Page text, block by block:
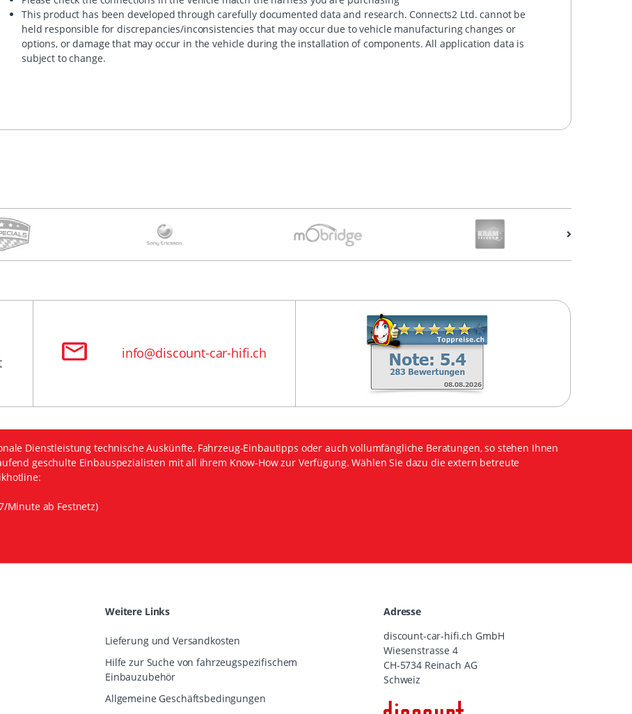
This product has been developed through carefully documented data and research. Connects2 Ltd. cannot be
held responsible for discrepancies/inconsistencies that may occur due to vehicle manufacturing changes or
options, or damage that may occur in the vehicle during the installation of components. All application data is
subject to change.
info@discount-car-hifi.ch
Dienstleistung technische Auskünfte, Fahrzeug-Einbautipps oder auch vollumfängliche Beratungen, so stehen Ihnen
geschulte Einbauspezialisten mit all ihrem Know-How zur Verfügung. Wählen Sie dazu die extern betreute
Minute ab Festnetz)
Weitere Links
Lieferung und Versandkosten
Hilfe zur Suche von fahrzeugspezifischem
Einbauzubehör
Allgemeine Geschäftsbedingungen
Adresse
discount-car-hifi.ch GmbH
Wiesenstrasse 4
CH-5734 Reinach AG
Schweiz